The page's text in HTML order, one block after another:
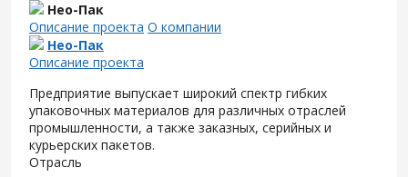
Нео-Пак
Описание проекта О компании
Нео-Пак
Описание проекта
Предприятие выпускает широкий спектр гибких
упаковочных материалов для различных отраслей
промышленности, а также заказных, серийных и
курьерских пакетов.
Отрасль